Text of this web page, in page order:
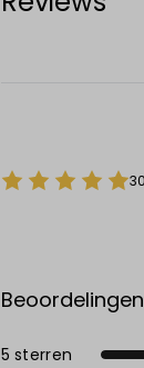
Beoordelingen
5 sterren